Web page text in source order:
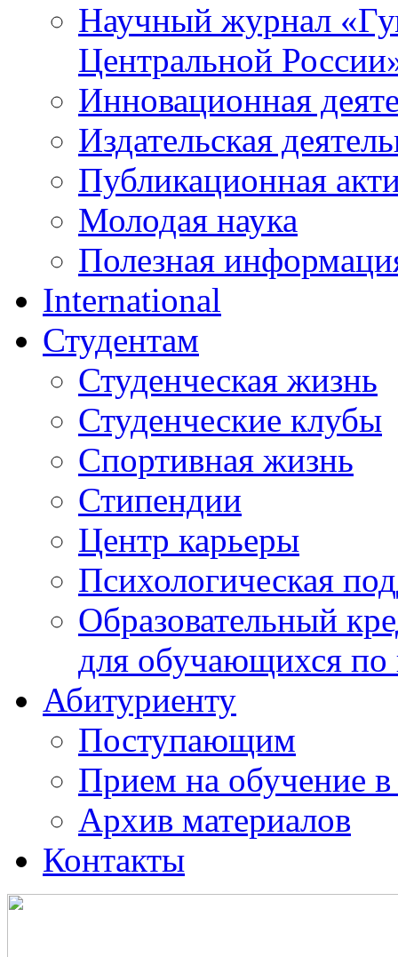
Научный журнал «
Центральной
Инновационная
Издательская
Публикационная
Молодая наука
Полезная
International
Студентам
Студенческая жизнь
Студенческие клубы
Спортивная жизнь
Стипендии
Центр карьеры
Психологическая
Образовательный
для обучающихся
Абитуриенту
Поступающим
Прием на обучение в
Архив материалов
Контакты